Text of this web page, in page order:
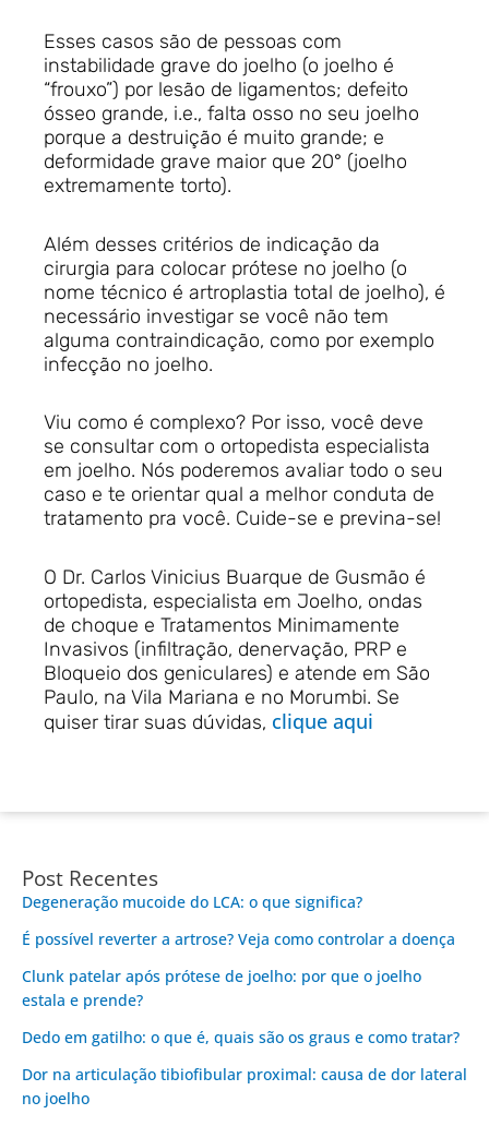
Esses casos são de pessoas com
instabilidade grave do joelho (o joelho é
“frouxo”) por lesão de ligamentos; defeito
ósseo grande, i.e., falta osso no seu joelho
porque a destruição é muito grande; e
deformidade grave maior que 20° (joelho
extremamente torto).
Além desses critérios de indicação da
cirurgia para colocar prótese no joelho (o
nome técnico é artroplastia total de joelho), é
necessário investigar se você não tem
alguma contraindicação, como por exemplo
infecção no joelho.
Viu como é complexo? Por isso, você deve
se consultar com o ortopedista especialista
em joelho. Nós poderemos avaliar todo o seu
caso e te orientar qual a melhor conduta de
tratamento pra você. Cuide-se e previna-se!
O Dr. Carlos Vinicius Buarque de Gusmão é
ortopedista, especialista em Joelho, ondas
de choque e Tratamentos Minimamente
Invasivos (infiltração, denervação, PRP e
Bloqueio dos geniculares) e atende em São
Paulo, na Vila Mariana e no Morumbi. Se
quiser tirar suas dúvidas, clique aqui
Post Recentes
Degeneração mucoide do LCA: o que significa?
É possível reverter a artrose? Veja como controlar a doença
Clunk patelar após prótese de joelho: por que o joelho
estala e prende?
Dedo em gatilho: o que é, quais são os graus e como tratar?
Dor na articulação tibiofibular proximal: causa de dor lateral
no joelho